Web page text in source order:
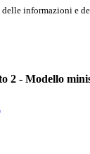
informazioni e
2 - Modello